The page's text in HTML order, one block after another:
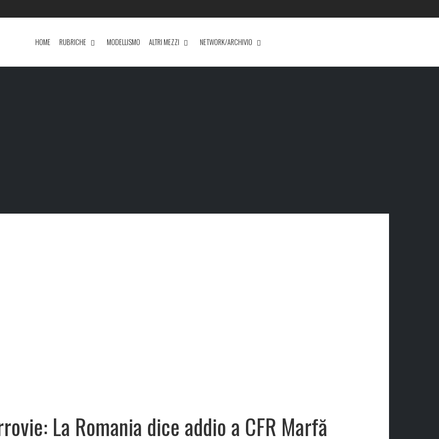
HOME RUBRICHE MODELLISMO ALTRI MEZZI NETWORK/ARCHIVIO
La Romania dice addio a CFR Marfă